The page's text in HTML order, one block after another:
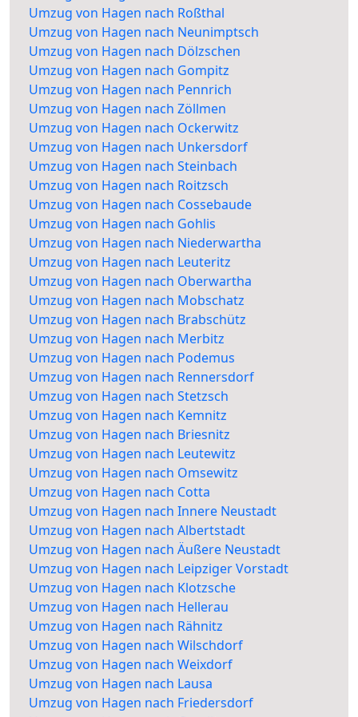
Umzug von Hagen nach Roßthal
Umzug von Hagen nach Neunimptsch
Umzug von Hagen nach Dölzschen
Umzug von Hagen nach Gompitz
Umzug von Hagen nach Pennrich
Umzug von Hagen nach Zöllmen
Umzug von Hagen nach Ockerwitz
Umzug von Hagen nach Unkersdorf
Umzug von Hagen nach Steinbach
Umzug von Hagen nach Roitzsch
Umzug von Hagen nach Cossebaude
Umzug von Hagen nach Gohlis
Umzug von Hagen nach Niederwartha
Umzug von Hagen nach Leuteritz
Umzug von Hagen nach Oberwartha
Umzug von Hagen nach Mobschatz
Umzug von Hagen nach Brabschütz
Umzug von Hagen nach Merbitz
Umzug von Hagen nach Podemus
Umzug von Hagen nach Rennersdorf
Umzug von Hagen nach Stetzsch
Umzug von Hagen nach Kemnitz
Umzug von Hagen nach Briesnitz
Umzug von Hagen nach Leutewitz
Umzug von Hagen nach Omsewitz
Umzug von Hagen nach Cotta
Umzug von Hagen nach Innere Neustadt
Umzug von Hagen nach Albertstadt
Umzug von Hagen nach Äußere Neustadt
Umzug von Hagen nach Leipziger Vorstadt
Umzug von Hagen nach Klotzsche
Umzug von Hagen nach Hellerau
Umzug von Hagen nach Rähnitz
Umzug von Hagen nach Wilschdorf
Umzug von Hagen nach Weixdorf
Umzug von Hagen nach Lausa
Umzug von Hagen nach Friedersdorf